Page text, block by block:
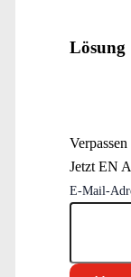
Lösung
Jetzt EN
E-Mail-